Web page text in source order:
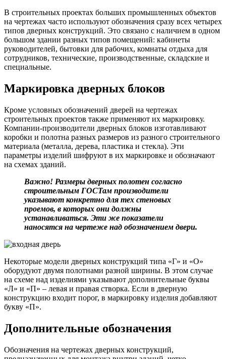
В строительных проектах больших промышленных объектов
на чертежах часто используют обозначения сразу всех четырех
типов дверных конструкций. Это связано с наличием в одном
большом здании разных типов помещений: кабинеты
руководителей, бытовки для рабочих, комнаты отдыха для
сотрудников, технические, производственные, складские и
специальные.
Маркировка дверных блоков
Кроме условных обозначений дверей на чертежах
строительных проектов также применяют их маркировку.
Компании-производители дверных блоков изготавливают
коробки и полотна разных размеров из разного строительного
материала (металла, дерева, пластика и стекла). Эти
параметры изделий шифруют в их маркировке и обозначают
на схемах зданий.
Важно! Размеры дверных полотен согласно
строительным ГОСТам производители
указывают конкретно для тех стеновых
проемов, в которых они должны
устанавливаться. Эти же показатели
наносятся на чертеже над обозначением двери.
Некоторые модели дверных конструкций типа «Г» и «О»
оборудуют двумя полотнами разной ширины. В этом случае
на схеме над изделиями указывают дополнительные буквы
«Л» и «П» – левая и правая створка. Если в дверную
конструкцию входит порог, в маркировку изделия добавляют
букву «П».
Дополнительные обозначения
Обозначения на чертежах дверных конструкций,